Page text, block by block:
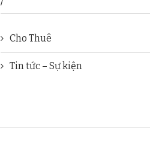
Cho Thuê
Tin tức – Sự kiện